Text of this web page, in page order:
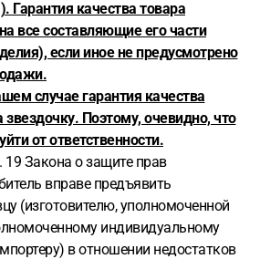
Гарантия качества товара
все составляющие его части
если иное не предусмотрено
случае гарантия качества
звездочку. Поэтому, очевидно, что
от ответственности.
19 Закона о защите прав
вправе предъявить
(изготовителю, уполномоченной
индивидуальному
в отношении недостатков